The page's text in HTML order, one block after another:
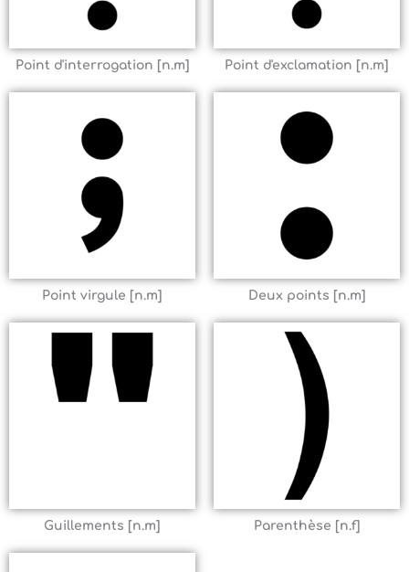
Point d'interrogation [n.m] Point d'exclamation [n.m]
Point virgule [n.m] Deux points [n.m]
Guillements [n.m] Parenthèse [n.f]